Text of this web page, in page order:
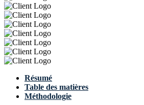
Résumé
Table des matières
Méthodologie